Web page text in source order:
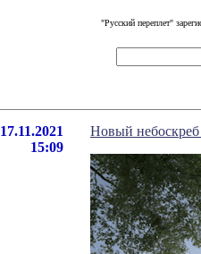
"Русский переплет"
17.11.2021
15:09
Новый небоскреб